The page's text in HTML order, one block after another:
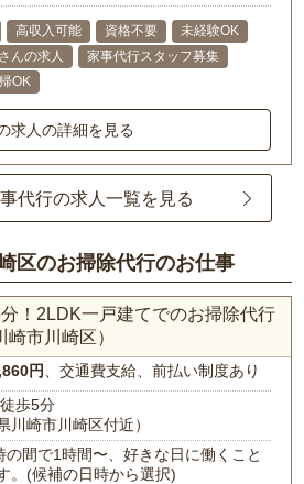
高収入可能 資格不要
未経験OK
んの求人
家事代行スタッフ募集
OK
求人の詳細を見る
代行の求人一覧を見る
区のお掃除代行のお仕事
！2LDK一戸建てでのお掃除代行
市川崎区）
円 、交通費支給、前払い制度あり
歩5分
川崎市川崎区付近）
の間で1時間〜、好きな日に働くこと
。(候補の日時から選択)